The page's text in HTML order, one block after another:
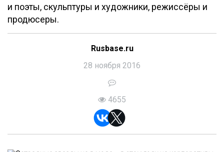
и поэты, скульптуры и художники, режиссёры и
продюсеры.
Rusbase.ru
28 ноября 2016
4655